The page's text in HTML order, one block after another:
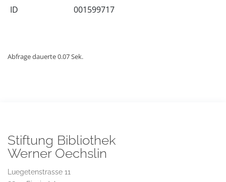
ID 001599717
Abfrage dauerte 0.07 Sek.
Stiftung Bibliothek
Werner Oechslin
Luegetenstrasse 11